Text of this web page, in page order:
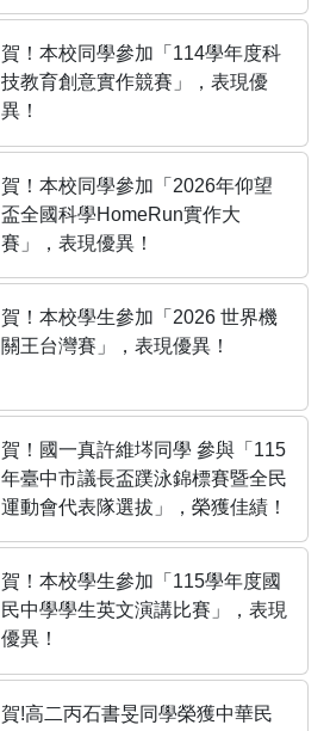
賀！本校同學參加「114學年度科
技教育創意實作競賽」，表現優
異！
賀！本校同學參加「2026年仰望
盃全國科學HomeRun實作大
賽」，表現優異！
賀！本校學生參加「2026 世界機
關王台灣賽」，表現優異！
賀！國一真許維埁同學 參與「115
年臺中市議長盃蹼泳錦標賽暨全民
運動會代表隊選拔」，榮獲佳績！
賀！本校學生參加「115學年度國
民中學學生英文演講比賽」，表現
優異！
賀!高二丙石書旻同學榮獲中華民